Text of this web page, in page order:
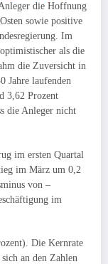
die Hoffnung
sowie positive
Im
als die
die Zuversicht in
Jahre laufenden
3,62 Prozent
die Anleger nicht
im ersten Quartal
im März um 0,2
von –
im
Die Kernrate
an den Zahlen